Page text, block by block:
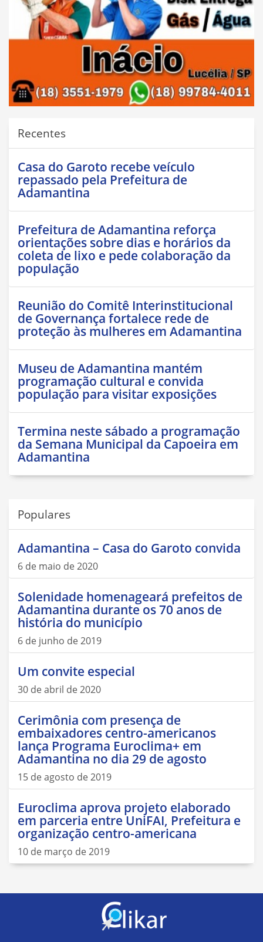
Recentes
Casa do Garoto recebe veículo
repassado pela Prefeitura de
Adamantina
Prefeitura de Adamantina reforça
orientações sobre dias e horários da
coleta de lixo e pede colaboração da
população
Reunião do Comitê Interinstitucional
de Governança fortalece rede de
proteção às mulheres em Adamantina
Museu de Adamantina mantém
programação cultural e convida
população para visitar exposições
Termina neste sábado a programação
da Semana Municipal da Capoeira em
Adamantina
Populares
Adamantina – Casa do Garoto convida
6 de maio de 2020
Solenidade homenageará prefeitos de
Adamantina durante os 70 anos de
história do município
6 de junho de 2019
Um convite especial
30 de abril de 2020
Cerimônia com presença de
embaixadores centro-americanos
lança Programa Euroclima+ em
Adamantina no dia 29 de agosto
15 de agosto de 2019
Euroclima aprova projeto elaborado
em parceria entre UniFAI, Prefeitura e
organização centro-americana
10 de março de 2019